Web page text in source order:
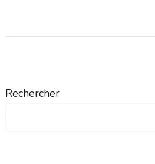
Rechercher